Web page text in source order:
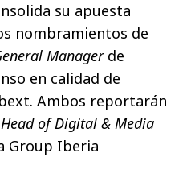
su apuesta
nombramientos de
Managerde
en calidad de
Ambos reportarán
Head of Digital & Media
Group Iberia